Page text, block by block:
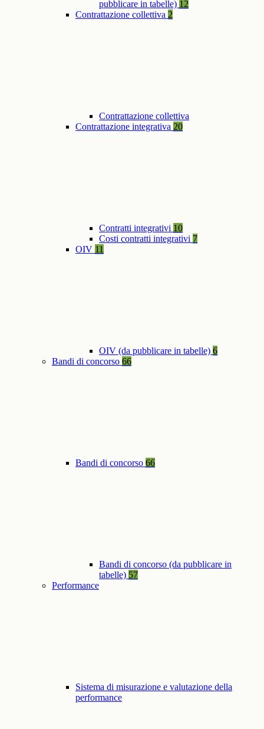
pubblicare in tabelle) 12
Contrattazione collettiva 2
Contrattazione collettiva
Contrattazione integrativa 20
Contratti integrativi 10
Costi contratti integrativi 7
OIV 11
OIV (da pubblicare in tabelle) 6
Bandi di concorso 66
Bandi di concorso 66
Bandi di concorso (da pubblicare in
tabelle) 57
Performance
Sistema di misurazione e valutazione della
performance